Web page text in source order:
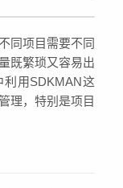
同项目需要不同
既繁琐又容易出
利用SDKMAN这
理，特别是项目